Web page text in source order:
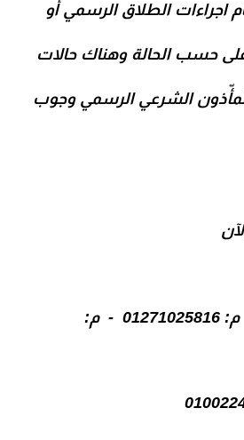
اجراءات الطلاق الرسمي أو
حسب الحالة وهناك حالات
الشرعي الرسمي وجوب
م: 01126360326 - م: 01271025816 - م: